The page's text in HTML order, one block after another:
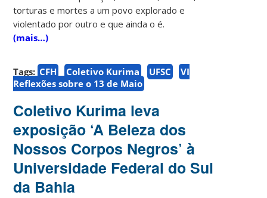
torturas e mortes a um povo explorado e
violentado por outro e que ainda o é.
(mais…)
Tags: CFH Coletivo Kurima UFSC
VI
Reflexões sobre o 13 de Maio
Coletivo Kurima leva
exposição ‘A Beleza dos
Nossos Corpos Negros’ à
Universidade Federal do Sul
da Bahia